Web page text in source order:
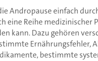
Andropause einfach
eine Reihe medizinischer
kann. Dazu gehören
Ernährungsfehler,
bestimmte